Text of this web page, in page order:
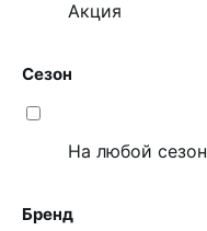
Акция
Сезон
На любой сезон
Бренд